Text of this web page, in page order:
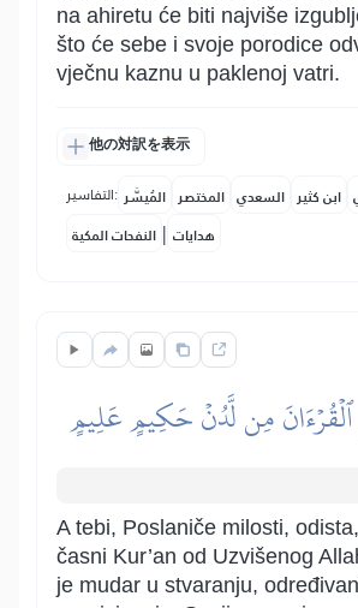
na ahiretu će biti najviše
što će sebe i svoje porodice
vječnu kaznu u paklenoj vatri.
他の対訳を表示
التفاسير: المُيسَّر المختصر السعدي ابن كثير
النفحات المكية | هدايات
ٱلۡقُرۡءَانَ مِن لَّدُنۡ حَكِيمٍ عَلِيمٍ
A tebi, Poslaniče milosti,
časni Kur’an od Uzvišenog
je mudar u stvaranju,